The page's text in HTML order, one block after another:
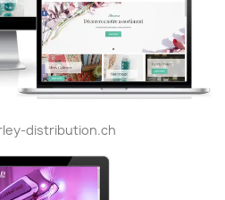
distribution.ch